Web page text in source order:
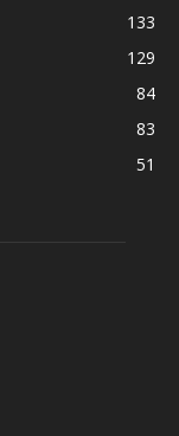
133
129
84
83
51